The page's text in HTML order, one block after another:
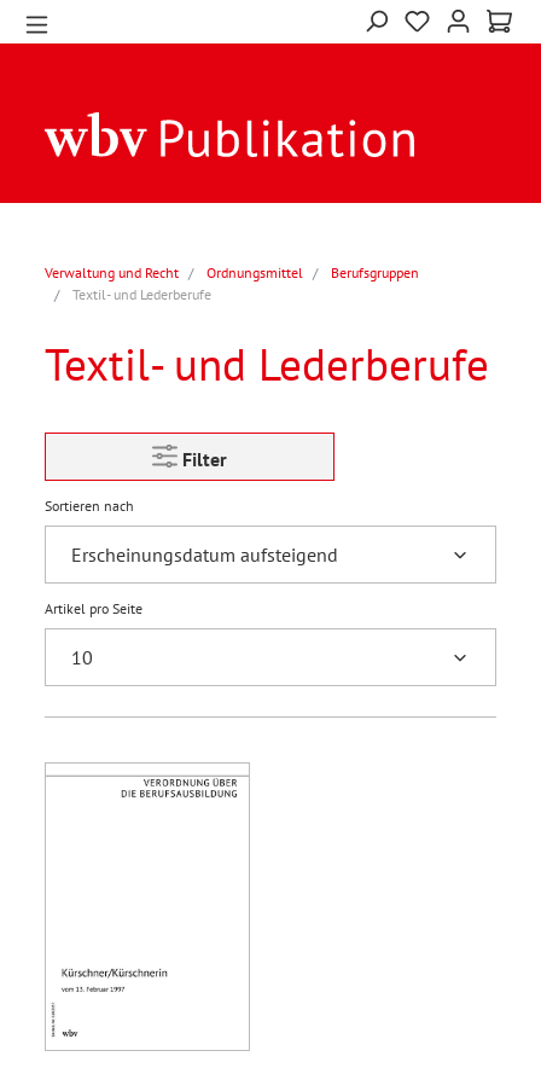
Verwaltung und Recht Ordnungsmittel
Berufsgruppen
Textil- und Lederberufe
Textil- und Lederberufe
Filter
Sortieren nach
Artikel pro Seite